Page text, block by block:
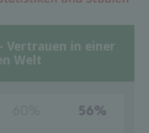
Vertrauen in einer
Welt